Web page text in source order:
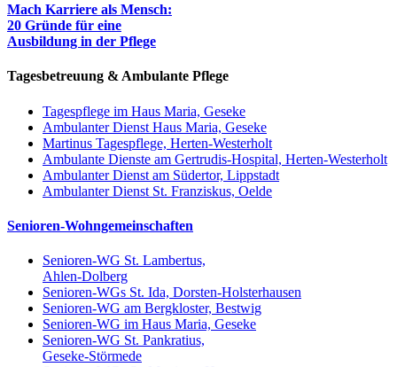
Mach Karriere als Mensch:
20 Gründe für eine
Ausbildung in der Pflege
Tagesbetreuung & Ambulante Pflege
Tagespflege im Haus Maria, Geseke
Ambulanter Dienst Haus Maria, Geseke
Martinus Tagespflege, Herten-Westerholt
Ambulante Dienste am Gertrudis-Hospital, Herten-Westerholt
Ambulanter Dienst am Südertor, Lippstadt
Ambulanter Dienst St. Franziskus, Oelde
Senioren-Wohngemeinschaften
Senioren-WG St. Lambertus,
Ahlen-Dolberg
Senioren-WGs St. Ida, Dorsten-Holsterhausen
Senioren-WG am Bergkloster, Bestwig
Senioren-WG im Haus Maria, Geseke
Senioren-WG St. Pankratius,
Geseke-Störmede